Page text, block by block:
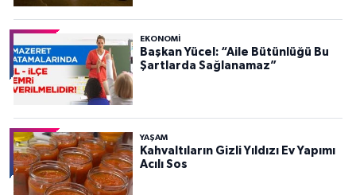
EKONOMI
Başkan Yücel: “Aile Bütünlüğü Bu
Şartlarda Sağlanamaz”
YAŞAM
Kahvaltıların Gizli Yıldızı Ev Yapımı
Acılı Sos